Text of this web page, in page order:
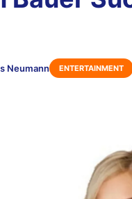
Neumann ENTERTAINMENT